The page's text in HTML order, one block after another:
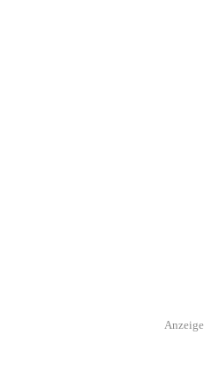
Anzeige